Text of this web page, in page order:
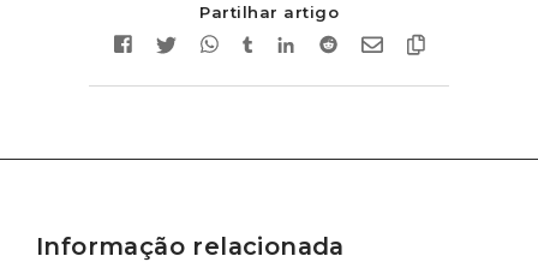
Partilhar artigo
Informação relacionada